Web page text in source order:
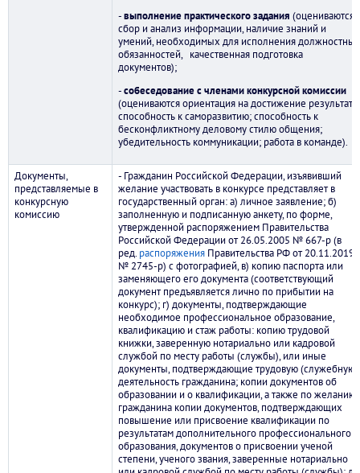
-выполнение практического задания (оцениваются
сбор и анализ информации, наличие знаний и
умений, необходимых для исполнения должностных
обязанностей, качественная подготовка
документов);
-собеседование с членами конкурсной комиссии
(оцениваются ориентация на достижение результата;
способность к саморазвитию; способность к
бесконфликтному деловому стилю общения;
убедительность коммуникации; работа в команде).
Документы,
представляемые в
конкурсную
комиссию
- Гражданин Российской Федерации, изъявивший
желание участвовать в конкурсе представляет в
государственный орган: а) личное заявление; б)
заполненную и подписанную анкету, по форме,
утвержденной распоряжением Правительства
Российской Федерации от 26.05.2005 № 667-р (в
ред. распоряженияПравительства РФ от 20.11.2019
№ 2745-р) с фотографией, в) копию паспорта или
заменяющего его документа (соответствующий
документ предъявляется лично по прибытии на
конкурс); г) документы, подтверждающие
необходимое профессиональное образование,
квалификацию и стаж работы: копию трудовой
книжки, заверенную нотариально или кадровой
службой по месту работы (службы), или иные
документы, подтверждающие трудовую (служебную)
деятельность гражданина; копии документов об
образовании и о квалификации, а также по желанию
гражданина копии документов, подтверждающих
повышение или присвоение квалификации по
результатам дополнительного профессионального
образования, документов о присвоении ученой
степени, ученого звания, заверенные нотариально